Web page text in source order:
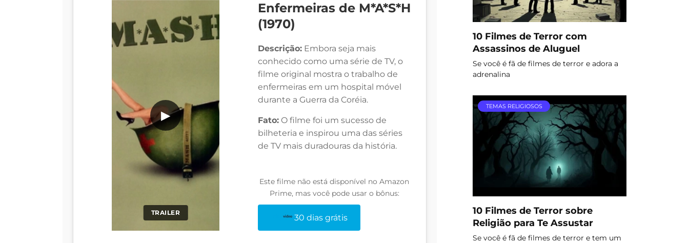
TRAILER
▶
Enfermeiras de M*A*S*H
(1970)
Descrição: Embora seja mais
conhecido como uma série de TV, o
filme original mostra o trabalho de
enfermeiras em um hospital móvel
durante a Guerra da Coréia.
Fato: O filme foi um sucesso de
bilheteria e inspirou uma das séries
de TV mais duradouras da história.
Este filme não está disponível no Amazon
Prime, mas você pode usar o bônus:
30 dias grátis
10 Filmes de Terror com
Assassinos de Aluguel
Se você é fã de filmes de terror e adora a
adrenalina
TEMAS RELIGIOSOS
10 Filmes de Terror sobre
Religião para Te Assustar
Se você é fã de filmes de terror e tem um